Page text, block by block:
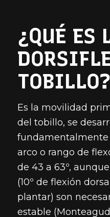
¿QUÉ ES
TOBILLO?
Es la movilidad
del tobillo, se
fundamentalmente
arco o rango de
de 43 a 63º,
(10º de flexión
plantar) son
estable